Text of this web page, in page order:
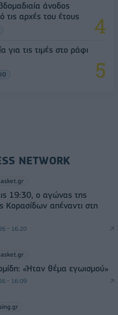
άνοδος
αρχές του έτους
για τις τιμές στο ράφι
NETWORK
19:30, ο αγώνας της
Κορασίδων απέναντι στη
- 16:20
«Ήταν θέμα εγωισμού»
- 16:09